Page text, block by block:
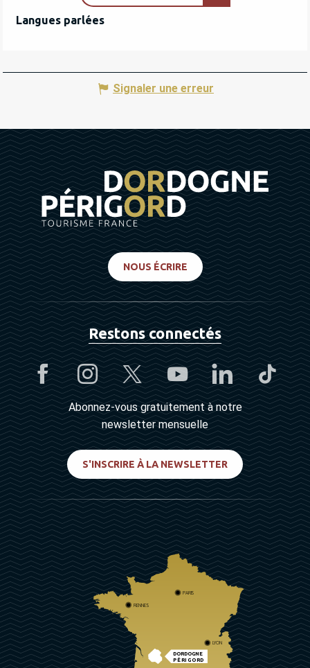
Langues parlées
Langues parlées
Signaler une erreur
NOUS ÉCRIRE
Restons connectés
Abonnez-vous gratuitement à notre
newsletter mensuelle
S'INSCRIRE À LA NEWSLETTER
DORDOGNE
PÉRIGORD
PARIS
RENNES
LYON